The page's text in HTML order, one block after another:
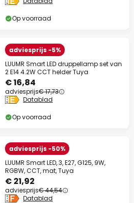
Op voorraad
adviesprijs -5%
LUUMR Smart LED druppellamp set van
2 E14 4.2W CCT helder Tuya
€ 16,84
adviesprijs€ 17,73
Datablad
Op voorraad
adviesprijs -50%
LUUMR Smart LED, 3, E27, G125, 9W,
RGBW, CCT, mat, Tuya
€ 21,92
adviesprijs€ 44,54
Datablad